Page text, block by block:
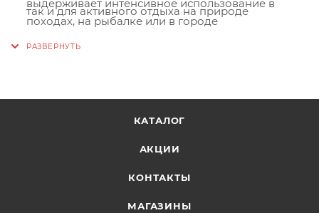
выдерживает интенсивное использование в
походах, на рыбалке или в городе
так и для активного отдыха на природе
КАТАЛОГ
АКЦИИ
КОНТАКТЫ
МАГАЗИНЫ